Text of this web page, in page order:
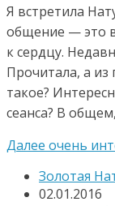
Я встретила
общение — это
к сердцу.
Прочитала, а из
такое?
сеанса? В
Далее очень
Золотая
02.01.2016